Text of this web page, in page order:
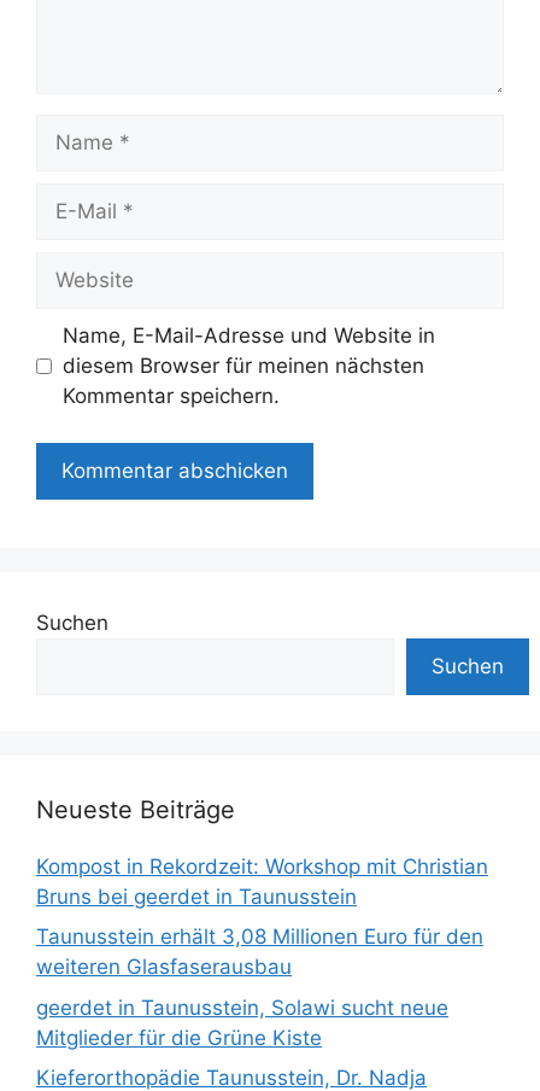
Name
Website
Name, E-Mail-Adresse und Website in
diesem Browser für meinen nächsten
Kommentar speichern.
Suchen
Suchen
Neueste Beiträge
Kompost in Rekordzeit: Workshop mit Christian
Bruns bei geerdet in Taunusstein
Taunusstein erhält 3,08 Millionen Euro für den
weiteren Glasfaserausbau
geerdet in Taunusstein, Solawi sucht neue
Mitglieder für die Grüne Kiste
Kieferorthopädie Taunusstein, Dr. Nadja